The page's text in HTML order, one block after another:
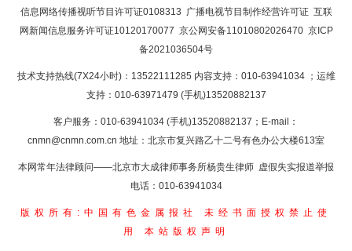
信息网络传播视听节目许可证0108313 广播电视节目制作经营许可证 互联
网新闻信息服务许可证10120170077 京公网安备11010802026470 京ICP
备2021036504号
技术支持热线(7X24小时)：13522111285 内容支持：010-63941034 ；运维
支持：010-63971479 (手机)13520882137
客户服务：010-63941034 (手机)13520882137；E-mail：
cnmn@cnmn.com.cn 地址：北京市复兴路乙十二号有色办公大楼613室
本网常年法律顾问——北京市大成律师事务所杨贵生律师 虚假失实报道举报
电话：010-63941034
版权所有:中国有色金属报社
未经书面授权禁止使
用 本站版权声明